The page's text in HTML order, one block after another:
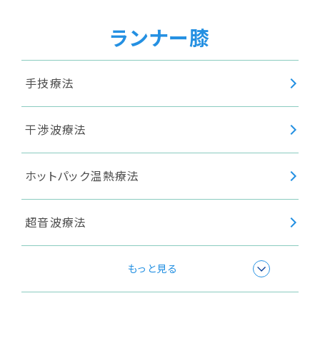
ランナー膝
手技療法
干渉波療法
ホットパック温熱療法
超音波療法
もっと見る